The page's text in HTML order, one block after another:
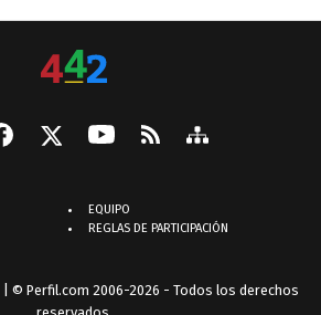
EQUIPO
REGLAS DE PARTICIPACIÓN
| © Perfil.com 2006-2026 - Todos los derechos